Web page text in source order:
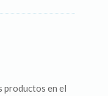
productos en el